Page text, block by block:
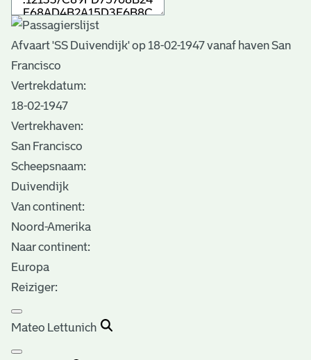
Afvaart 'SS Duivendijk' op 18-02-1947 vanaf haven San
Francisco
Vertrekdatum:
18-02-1947
Vertrekhaven:
San Francisco
Scheepsnaam:
Duivendijk
Van continent:
Noord-Amerika
Naar continent:
Europa
Reiziger:
Mateo Lettunich